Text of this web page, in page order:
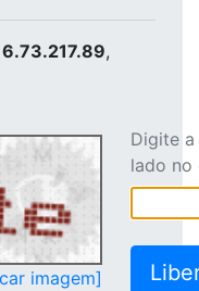
,
imagem]
Digite
lado no